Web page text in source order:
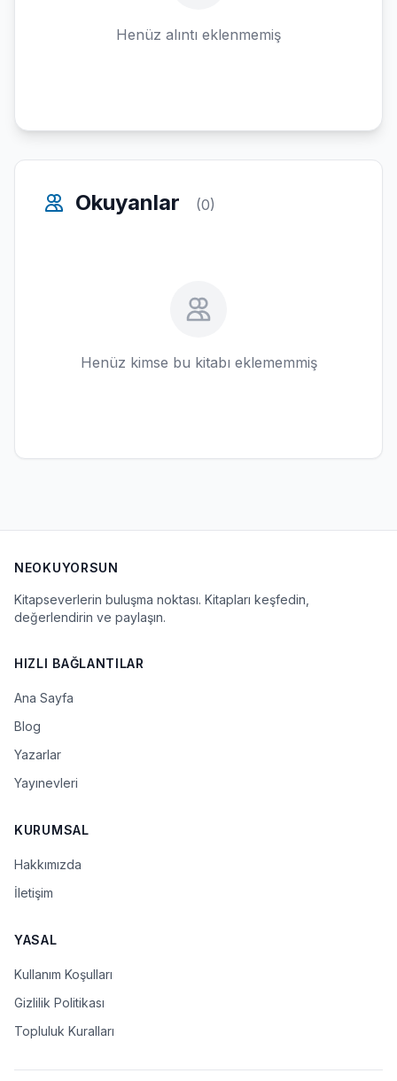
Henüz alıntı eklenmemiş
Okuyanlar (0)
Henüz kimse bu kitabı eklememmiş
NEOKUYORSUN
Kitapseverlerin buluşma noktası. Kitapları keşfedin,
değerlendirin ve paylaşın.
HIZLI BAĞLANTILAR
Ana Sayfa
Blog
Yazarlar
Yayınevleri
KURUMSAL
Hakkımızda
İletişim
YASAL
Kullanım Koşulları
Gizlilik Politikası
Topluluk Kuralları